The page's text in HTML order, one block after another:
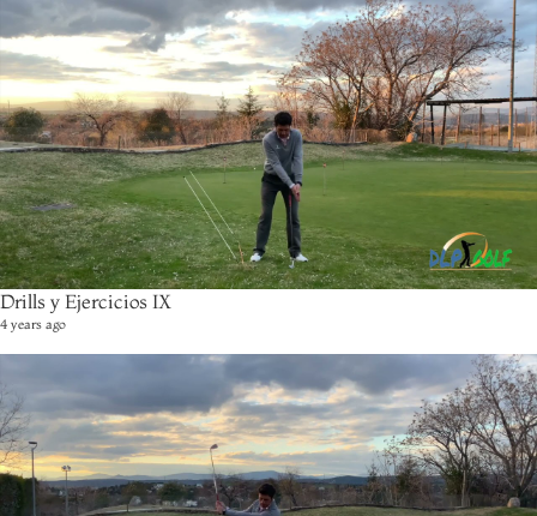
Drills y Ejercicios IX
4 years ago